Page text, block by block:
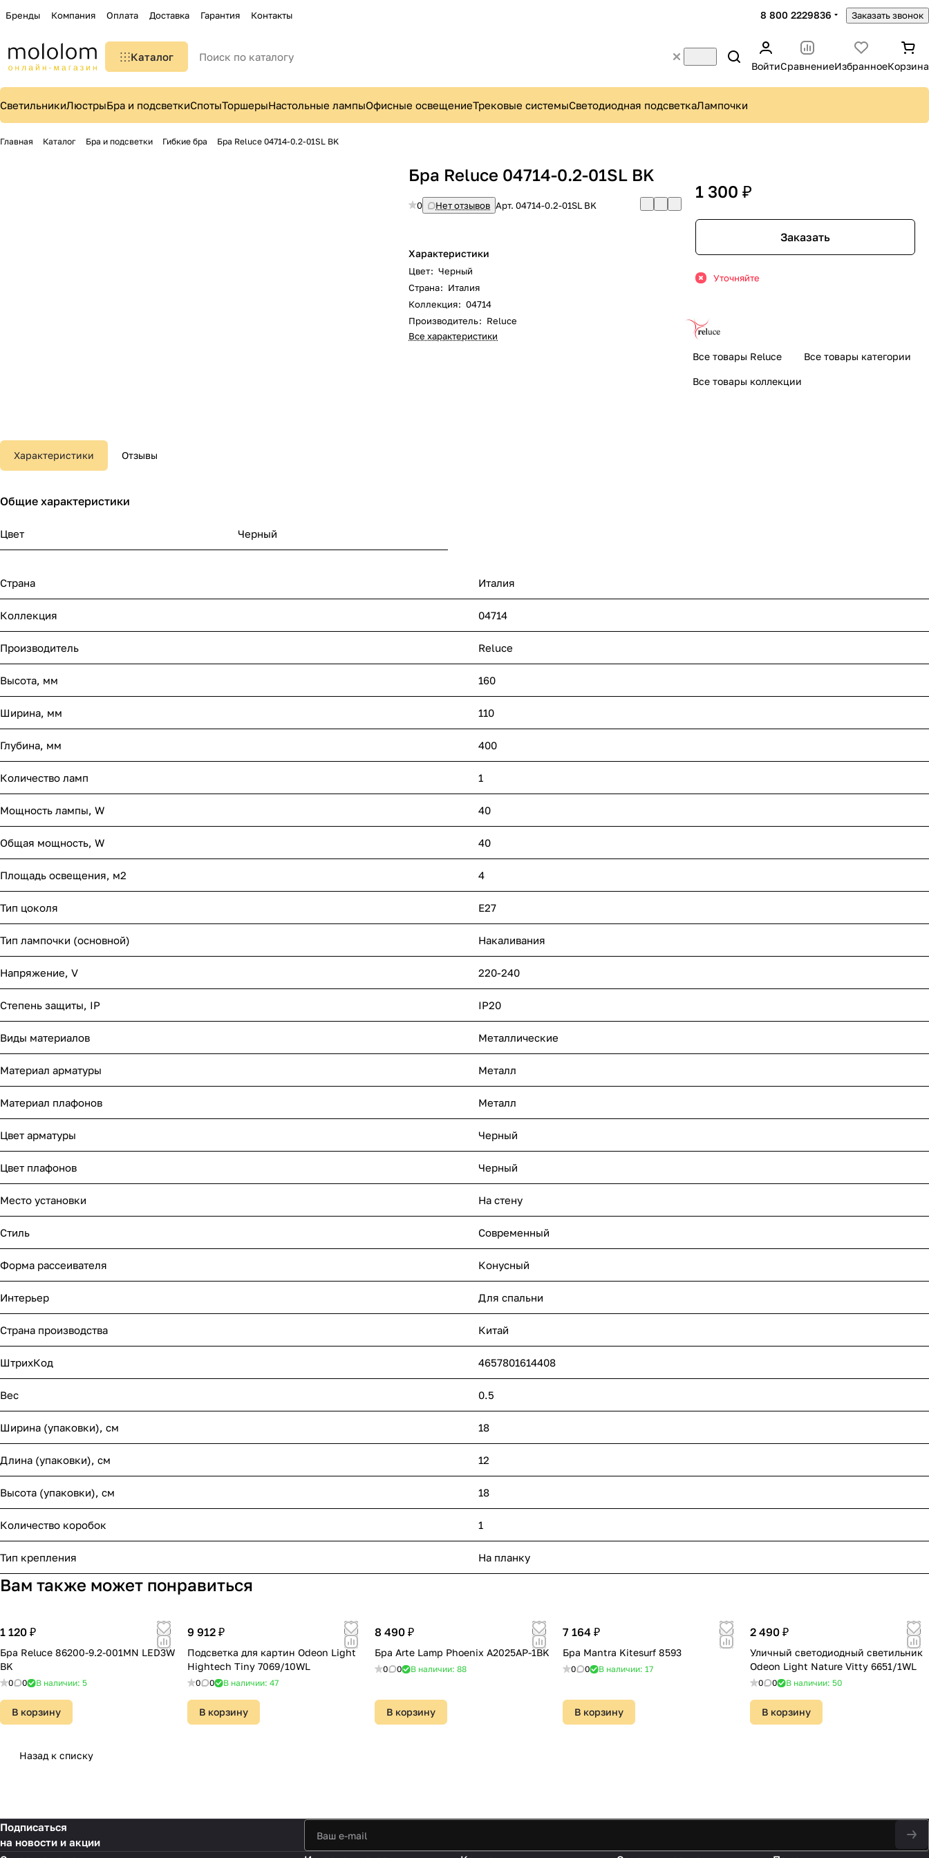
Бренды Компания Оплата Доставка Гарантия Контакты 8 800 2229836 Заказать звонок
Каталог
ВойтиСравнениеИзбранноеКорзина
СветильникиЛюстрыБра и подсветкиСпотыТоршерыНастольные лампыОфисные освещениеТрековые системыСветодиодная подсветкаЛампочки
Главная Каталог Бра и подсветки Гибкие бра Бра Reluce 04714-0.2-01SL BK
Бра Reluce 04714-0.2-01SL BK
0 Нет отзывов Арт.04714-0.2-01SL BK
Характеристики
Цвет: Черный
Страна: Италия
Коллекция: 04714
Производитель: Reluce
Все характеристики
1 300 ₽
Заказать
Уточняйте
Все товары Reluce Все товары категории
Все товары коллекции
Характеристики Отзывы
Общие характеристики
Цвет Черный
Страна Италия
Коллекция 04714
Производитель Reluce
Высота, мм 160
Ширина, мм 110
Глубина, мм 400
Количество ламп 1
Мощность лампы, W 40
Общая мощность, W 40
Площадь освещения, м2 4
Тип цоколя E27
Тип лампочки (основной) Накаливания
Напряжение, V 220-240
Степень защиты, IP IP20
Виды материалов Металлические
Материал арматуры Металл
Материал плафонов Металл
Цвет арматуры Черный
Цвет плафонов Черный
Место установки На стену
Стиль Современный
Форма рассеивателя Конусный
Интерьер Для спальни
Страна производства Китай
ШтрихКод 4657801614408
Вес 0.5
Ширина (упаковки), см 18
Длина (упаковки), см 12
Высота (упаковки), см 18
Количество коробок 1
Тип крепления На планку
Вам также может понравиться
1 120 ₽
Бра Reluce 86200-9.2-001MN LED3W
BK
0 0 В наличии: 5
В корзину
9 912 ₽
Подсветка для картин Odeon Light
Hightech Tiny 7069/10WL
0 0 В наличии: 47
В корзину
8 490 ₽
Бра Arte Lamp Phoenix A2025AP-1BK
0 0 В наличии: 88
В корзину
7 164 ₽
Бра Mantra Kitesurf 8593
0 0 В наличии: 17
В корзину
2 490 ₽
Уличный светодиодный светильник
Odeon Light Nature Vitty 6651/1WL
0 0 В наличии: 50
В корзину
Назад к списку
Подписаться
на новости и акции